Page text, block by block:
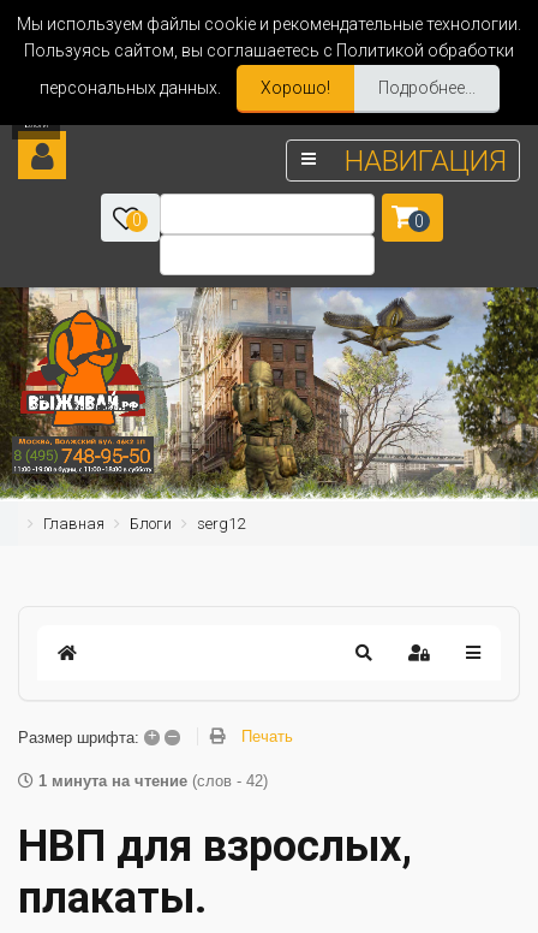
Мы используем файлы cookie и рекомендательные технологии.
Пользуясь сайтом, вы соглашаетесь с Политикой обработки
персональных данных.
Хорошо! Подробнее...
НАВИГАЦИЯ
0 0
Главная Блоги serg12
Размер шрифта: + – Печать
1 минута на чтение (слов - 42)
НВП для взрослых,
плакаты.